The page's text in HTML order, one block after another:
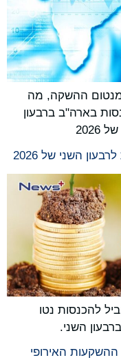
ההשקה, מה
רציפה של 22% בהכנסות בארה"ב ברבעון
השני של 2026
להכנסות נטו